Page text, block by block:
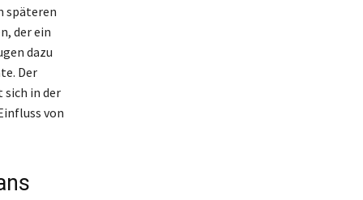
späteren
der ein
dazu
Der
sich in der
von